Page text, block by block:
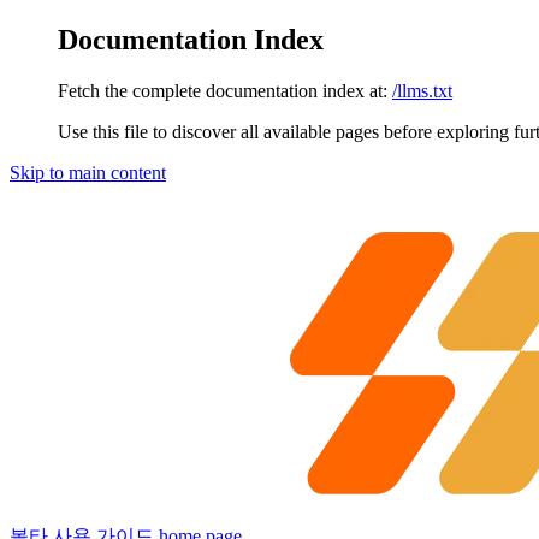
Documentation Index
Fetch the complete documentation index at: /llms.txt
Use this file to discover all available pages before exploring
Skip to main content